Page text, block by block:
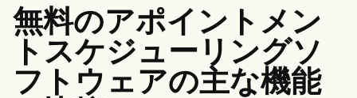
無料のアポイントメン
トスケジューリングソ
フトウェアの主な機能